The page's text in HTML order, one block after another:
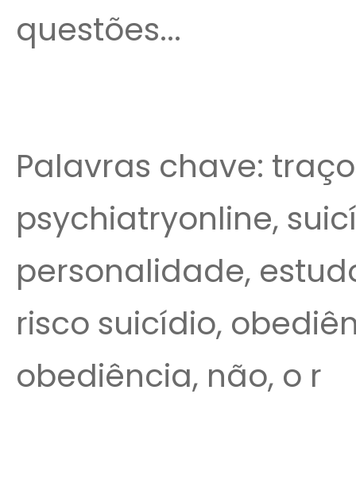
questões...
Palavras chave:
psychiatryonline,
personalidade,
risco suicídio,
obediência, não, o r